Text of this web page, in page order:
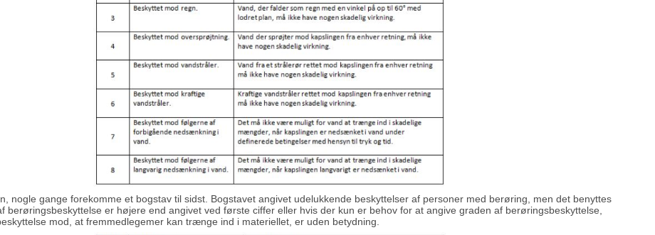
nogle gange forekomme et bogstav til sidst. Bogstavet angivet udelukkende beskyttelser af personer med berøring, men det benyttes
berøringsbeskyttelse er højere end angivet ved første ciffer eller hvis der kun er behov for at angive graden af berøringsbeskyttelse,
mod, at fremmedlegemer kan trænge ind i materiellet, er uden betydning.